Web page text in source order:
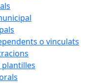
o vinculats